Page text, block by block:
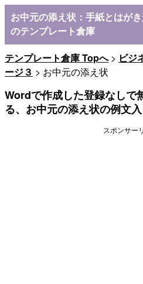
お中元の添え状：手紙とはが
のテンプレート倉庫
テンプレート倉庫 Topへ> ビジ
ージ３ > お中元の添え状
Wordで作成した登録なしで
る、お中元の添え状の例文
スポンサー